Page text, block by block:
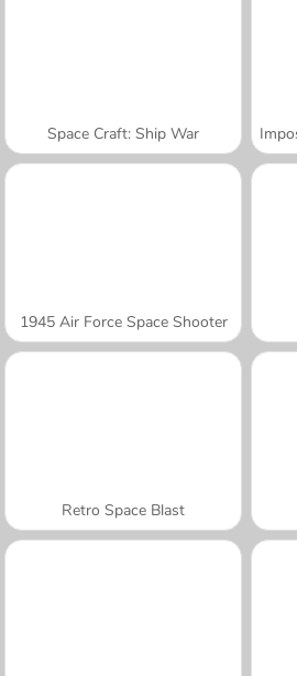
Space Craft: Ship War
1945 Air Force Space Shooter
Retro Space Blast